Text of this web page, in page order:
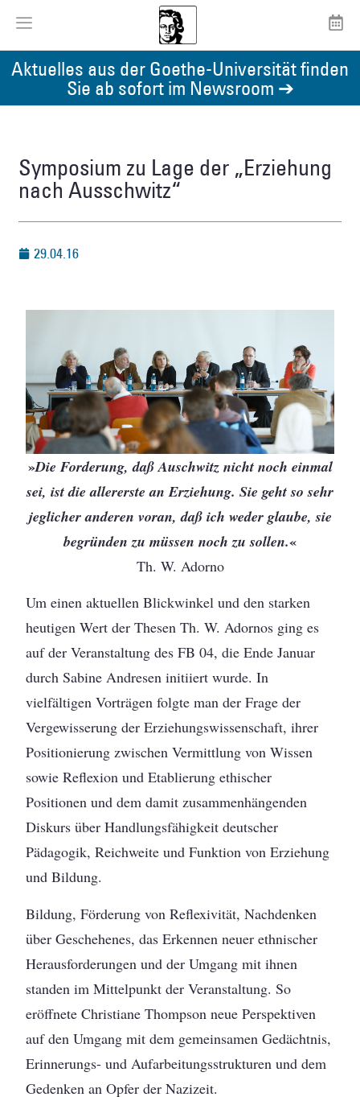
Aktuelles aus der Goethe-Universität finden
Sie ab sofort im Newsroom ➔
Symposium zu Lage der „Erziehung
nach Ausschwitz“
29.04.16
»Die Forderung, daß Auschwitz nicht noch einmal
sei, ist die allererste an Erziehung. Sie geht so sehr
jeglicher anderen voran, daß ich weder glaube, sie
begründen zu müssen noch zu sollen.«
Th. W. Adorno
Um einen aktuellen Blickwinkel und den starken
heutigen Wert der Thesen Th. W. Adornos ging es
auf der Veranstaltung des FB 04, die Ende Januar
durch Sabine Andresen initiiert wurde. In
vielfältigen Vorträgen folgte man der Frage der
Vergewisserung der Erziehungswissenschaft, ihrer
Positionierung zwischen Vermittlung von Wissen
sowie Reflexion und Etablierung ethischer
Positionen und dem damit zusammenhängenden
Diskurs über Handlungsfähigkeit deutscher
Pädagogik, Reichweite und Funktion von Erziehung
und Bildung.
Bildung, Förderung von Reflexivität, Nachdenken
über Geschehenes, das Erkennen neuer ethnischer
Herausforderungen und der Umgang mit ihnen
standen im Mittelpunkt der Veranstaltung. So
eröffnete Christiane Thompson neue Perspektiven
auf den Umgang mit dem gemeinsamen Gedächtnis,
Erinnerungs- und Aufarbeitungsstrukturen und dem
Gedenken an Opfer der Nazizeit.